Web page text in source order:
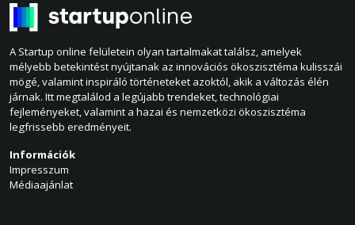
A Startup online felületein olyan tartalmakat találsz, amelyek
mélyebb betekintést nyújtanak az innovációs ökoszisztéma kulisszái
mögé, valamint inspiráló történeteket azoktól, akik a változás élén
járnak. Itt megtalálod a legújabb trendeket, technológiai
fejleményeket, valamint a hazai és nemzetközi ökoszisztéma
legfrissebb eredményeit.
Információk
Impresszum
Médiaajánlat